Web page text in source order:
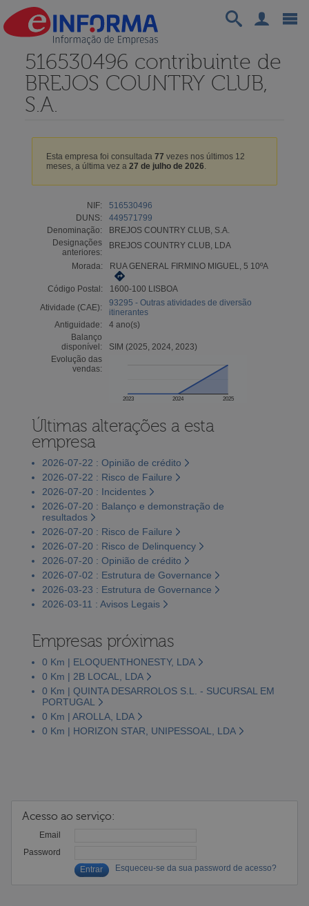
516530496 contribuinte de
BREJOS COUNTRY CLUB,
S.A.
Esta empresa foi consultada 77 vezes nos últimos 12
meses, a última vez a 27 de julho de 2026.
NIF:
516530496
DUNS:
449571799
Denominação:
BREJOS COUNTRY CLUB, S.A.
Designações
anteriores:
BREJOS COUNTRY CLUB, LDA
Morada: RUA GENERAL FIRMINO MIGUEL, 5 10ºA
Código Postal:
1600-100 LISBOA
Atividade (CAE):
93295 - Outras atividades de diversão
itinerantes
Antiguidade:
4 ano(s)
Balanço
disponível:
SIM (2025, 2024, 2023)
Evolução das
vendas:
2023 2024 2025
Últimas alterações a esta
empresa
2026-07-22 : Opinião de crédito
2026-07-22 : Risco de Failure
2026-07-20 : Incidentes
2026-07-20 : Balanço e demonstração de
resultados
2026-07-20 : Risco de Failure
2026-07-20 : Risco de Delinquency
2026-07-20 : Opinião de crédito
2026-07-02 : Estrutura de Governance
2026-03-23 : Estrutura de Governance
2026-03-11 : Avisos Legais
Empresas próximas
0 Km | ELOQUENTHONESTY, LDA
0 Km | 2B LOCAL, LDA
0 Km | QUINTA DESARROLOS S.L. - SUCURSAL EM
PORTUGAL
0 Km | AROLLA, LDA
0 Km | HORIZON STAR, UNIPESSOAL, LDA
Acesso ao serviço:
Email
Password
Esqueceu-se da sua password de acesso?